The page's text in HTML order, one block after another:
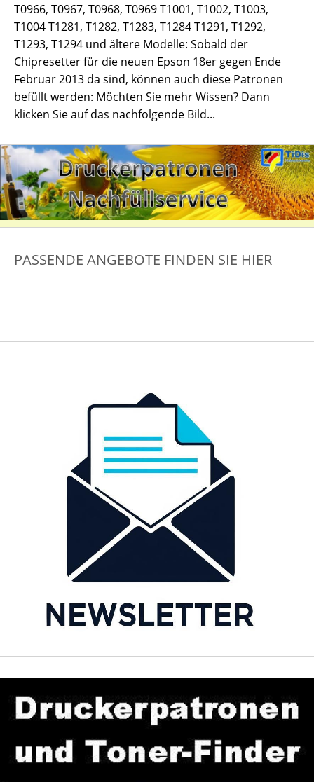
T0966, T0967, T0968, T0969 T1001, T1002, T1003,
T1004 T1281, T1282, T1283, T1284 T1291, T1292,
T1293, T1294 und ältere Modelle: Sobald der
Chipresetter für die neuen Epson 18er gegen Ende
Februar 2013 da sind, können auch diese Patronen
befüllt werden: Möchten Sie mehr Wissen? Dann
klicken Sie auf das nachfolgende Bild...
PASSENDE ANGEBOTE FINDEN SIE HIER